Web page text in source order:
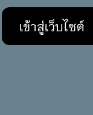
เข้าสู่เว็บไซต์